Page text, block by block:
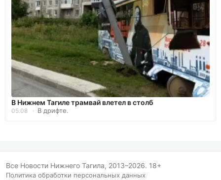
В Нижнем Тагиле трамвай влетел в столб
05.08 В дрифте.
Все Новости Нижнего Тагила, 2013–2026. 18+
Политика обработки персональных данных/